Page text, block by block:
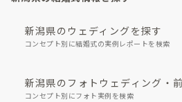
新潟県のウェディングを探す
コンセプト別に結婚式の実例レポートを検索
新潟県のフォトウェディング・
コンセプト別にフォト実例を検索